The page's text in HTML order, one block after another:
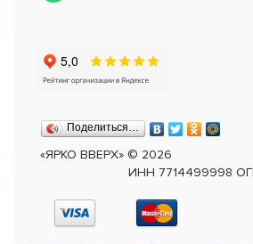
Артикул: 1207-3077
Поделиться…
«ЯРКО ВВЕРХ» © 2026
ИНН 7714499998